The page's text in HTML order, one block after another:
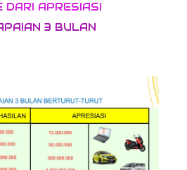
DARI APRESIASI
3 BULAN